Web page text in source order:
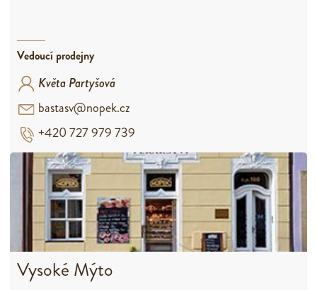
Vedoucí prodejny
Květa Partyšová
bastasv@nopek.cz
+420 727 979 739
Vysoké Mýto